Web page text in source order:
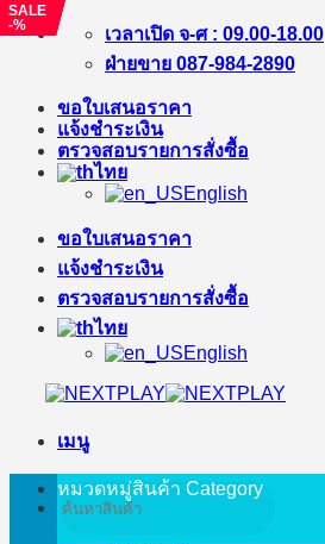
ข้าม
เนื้อหา
เวลาเปิด จ-ศ : 09.00-18.00
ฝ่ายขาย 087-984-2890
ขอใบเสนอราคา
แจ้งชำระเงิน
ตรวจสอบรายการสั่งซื้อ
ไทย
English
ขอใบเสนอราคา
แจ้งชำระเงิน
ตรวจสอบรายการสั่งซื้อ
ไทย
English
เมนู
ค้นหา:
หมวดหมู่สินค้า Category
SALE
-%
SALE
-%
SALE
-%
SALE
-%